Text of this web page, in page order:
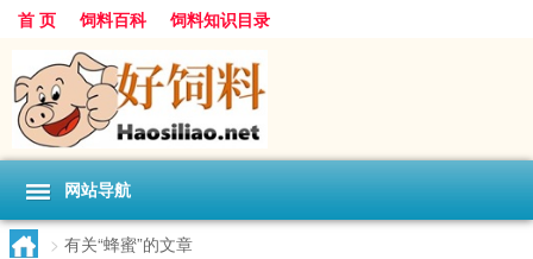
首 页 饲料百科 饲料知识目录
网站导航
> 有关“蜂蜜”的文章